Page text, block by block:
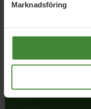
Marknadsföring
starkare vi